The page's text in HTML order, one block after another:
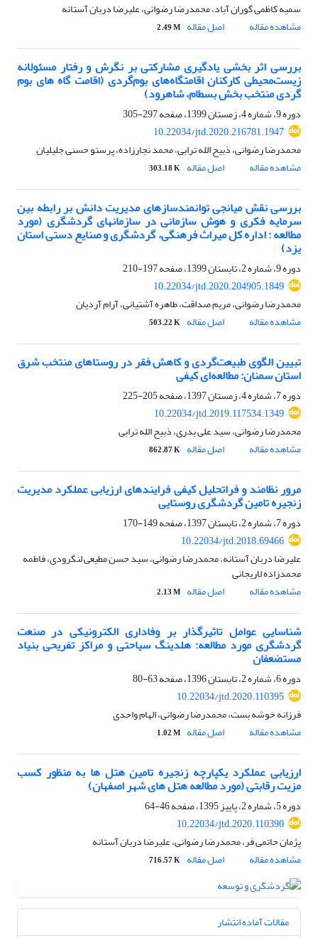
سمیه کاظمی گوران آباد، محمدرضا رضوانی، علیرضا دربان آستانه
مشاهده مقاله
اصل مقاله 2.49 M
بررسی اثر بخشی یادگیری مشارکتی بر نگرش و رفتار مسئولانه
زیست‌محیطی کارکنان اقامتگاه‌های بوم‌گردی (اقامت گاه های بوم
گردی منتخب بخش بسطام، شاهرود)
دوره 9، شماره 4، زمستان 1399، صفحه
297-305
10.22034/jtd.2020.216781.1947
محمدرضا رضوانی، ذبیح الله ترابی، محمد نجارزاده، پرستو حسنی جلیلیان
مشاهده مقاله
اصل مقاله 303.18 K
بررسی نقش میانجی توانمندسازهای مدیریت دانش بر رابطه بین
سرمایه فکری و هوش سازمانی در سازمان‏های گردشگری (مورد
مطالعه : اداره کل میراث فرهنگی، گردشگری و صنایع دستی استان
یزد)
دوره 9، شماره 2، تابستان 1399، صفحه
197-210
10.22034/jtd.2020.204905.1849
محمدرضا رضوانی، مریم صداقت، طاهره آشتیانی، آرام آردیان
مشاهده مقاله
اصل مقاله 503.22 K
تبیین الگوی طبیعت‌گردی و کاهش فقر در روستاهای منتخب شرق
استان سمنان: مطالعه‌ای کیفی
دوره 7، شماره 4، زمستان 1397، صفحه
205-225
10.22034/jtd.2019.117534.1349
محمدرضا رضوانی، سید علی بدری، ذبیح الله ترابی
مشاهده مقاله
اصل مقاله 862.87 K
مرور نظامند و فراتحلیل کیفی فرایندهای ارزیابی عملکرد مدیریت
زنجیره تامین گردشگری روستایی
دوره 7، شماره 2، تابستان 1397، صفحه
149-170
10.22034/jtd.2018.69466
علیرضا دربان آستانه، محمدرضا رضوانی، سید حسن مطیعی لنگرودی، فاطمه
محمدزاده لاریجانی
مشاهده مقاله
اصل مقاله 2.13 M
شناسایی عوامل تاثیرگذار بر وفاداری الکترونیکی در صنعت
گردشگری مورد مطالعه: هلدینگ سیاحتی و مراکز تفریحی بنیاد
مستضعفان
دوره 6، شماره 2، تابستان 1396، صفحه
63-80
10.22034/jtd.2020.110395
فرزانه خوشه بست، محمدرضا رضوانی، الهام واحدی
مشاهده مقاله
اصل مقاله 1.02 M
ارزیابی عملکرد یکپارچه زنجیره تامین هتل ها به منظور کسب
مزیت رقابتی (مورد مطالعه هتل های شهر اصفهان)
دوره 5، شماره 2، پاییز 1395، صفحه
46-64
10.22034/jtd.2020.110390
پژمان حاتمی فر، محمدرضا رضوانی، علیرضا دربان آستانه
مشاهده مقاله
اصل مقاله 716.57 K
مقالات آماده انتشار